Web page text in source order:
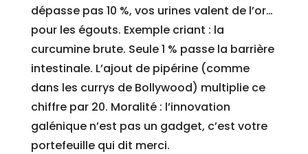
dépasse pas 10 %, vos urines valent de l’or…
pour les égouts. Exemple criant : la
curcumine brute. Seule 1 % passe la barrière
intestinale. L’ajout de pipérine (comme
dans les currys de Bollywood) multiplie ce
chiffre par 20. Moralité : l’innovation
galénique n’est pas un gadget, c’est votre
portefeuille qui dit merci.